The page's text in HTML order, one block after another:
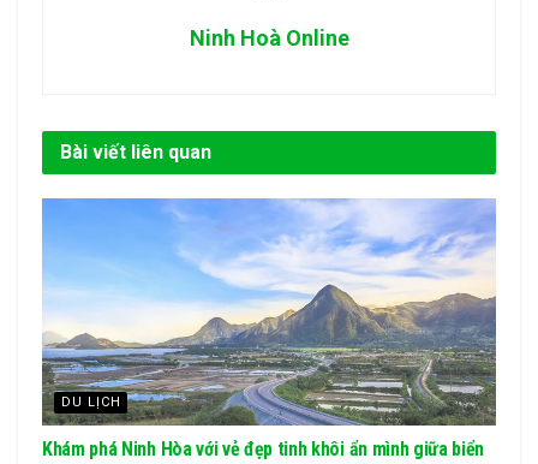
Ninh Hoà Online
Bài viết liên quan
DU LỊCH
Khám phá Ninh Hòa với vẻ đẹp tinh khôi ẩn mình giữa biển